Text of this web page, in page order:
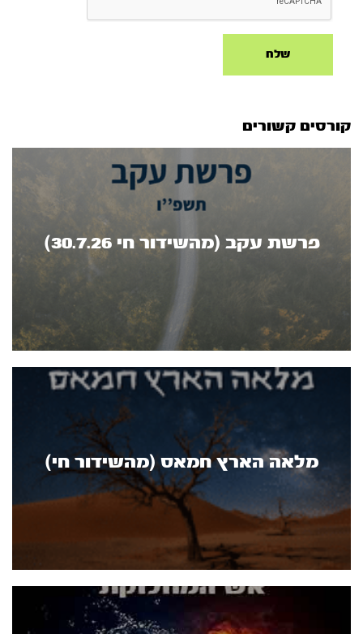
קורסים קשורים
פרשת עקב (מהשידור חי 30.7.26)
מלאה הארץ חמאס (מהשידור חי)